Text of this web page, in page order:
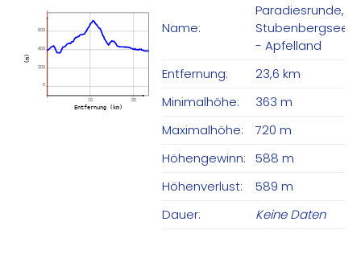
0
200
400
600
10 20
Entfernung (km)
(m)
Name:
Paradiesrunde,
Stubenbergsee
- Apfelland
Entfernung:
23,6 km
Minimalhöhe:
363 m
Maximalhöhe:
720 m
Höhengewinn:
588 m
Höhenverlust:
589 m
Dauer:
Keine Daten